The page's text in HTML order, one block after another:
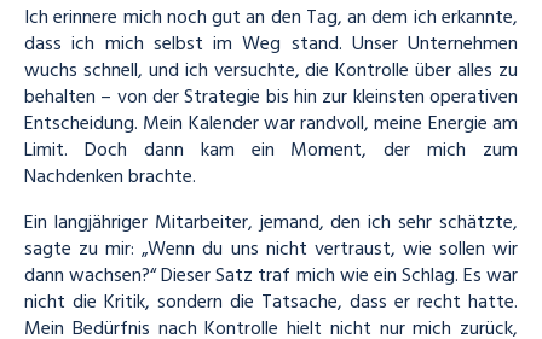
Ich erinnere mich noch gut an den Tag, an dem ich erkannte,
dass ich mich selbst im Weg stand. Unser Unternehmen
wuchs schnell, und ich versuchte, die Kontrolle über alles zu
behalten – von der Strategie bis hin zur kleinsten operativen
Entscheidung. Mein Kalender war randvoll, meine Energie am
Limit. Doch dann kam ein Moment, der mich zum
Nachdenken brachte.
Ein langjähriger Mitarbeiter, jemand, den ich sehr schätzte,
sagte zu mir: „Wenn du uns nicht vertraust, wie sollen wir
dann wachsen?“ Dieser Satz traf mich wie ein Schlag. Es war
nicht die Kritik, sondern die Tatsache, dass er recht hatte.
Mein Bedürfnis nach Kontrolle hielt nicht nur mich zurück,